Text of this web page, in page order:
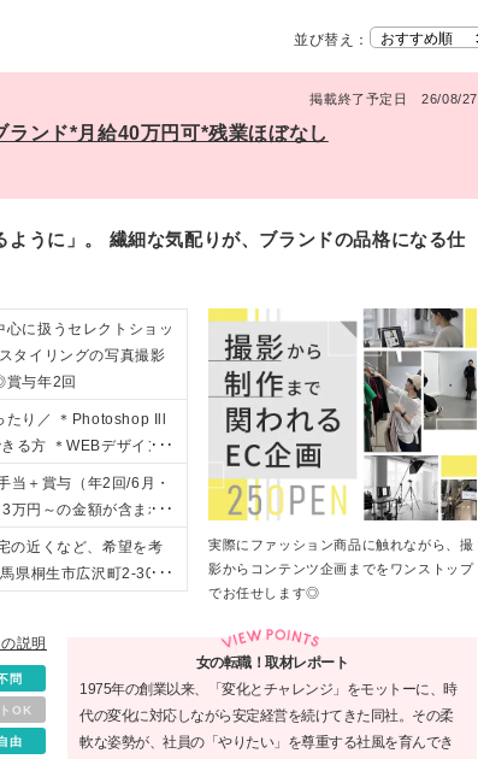
並び替え：
掲載終了予定日 26/08/27
ンド*月給40万円可*残業ほぼなし
ように」。 繊細な気配りが、ブランドの品格になる仕
心に扱うセレクトショッ
タイリングの写真撮影
与年2回
たり／ ＊Photoshop Ill
る方 ＊WEBデザイン
ある方 ◎学歴不問 ＜こ
デアや行動で「会社が
画や撮影など、色々な
スの裏側や仕組み全体
当＋賞与（年2回/6月・
円～の金額が含まれ
｜WEBデザイン・写
しっかり関わっていた
業代は全額支給いたし
月（期間中の給与・待
の近くなど、希望を考
県桐生市広沢町2-3037
実際にファッション商品に触れながら、撮
影からコンテンツ企画までをワンストップ
でお任せします◎
説明
問
OK
由
女の転職！取材レポート
1975年の創業以来、「変化とチャレンジ」をモットーに、時
代の変化に対応しながら安定経営を続けてきた同社。その柔
軟な姿勢が、社員の「やりたい」を尊重する社風を育んでき